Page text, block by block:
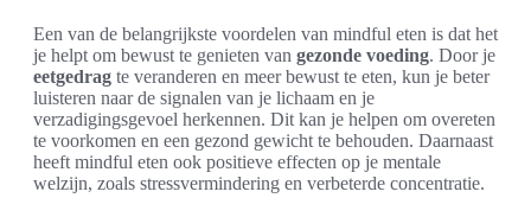
Een van de belangrijkste voordelen van mindful eten is dat het
je helpt om bewust te genieten van gezonde voeding. Door je
eetgedrag te veranderen en meer bewust te eten, kun je beter
luisteren naar de signalen van je lichaam en je
verzadigingsgevoel herkennen. Dit kan je helpen om overeten
te voorkomen en een gezond gewicht te behouden. Daarnaast
heeft mindful eten ook positieve effecten op je mentale
welzijn, zoals stressvermindering en verbeterde concentratie.